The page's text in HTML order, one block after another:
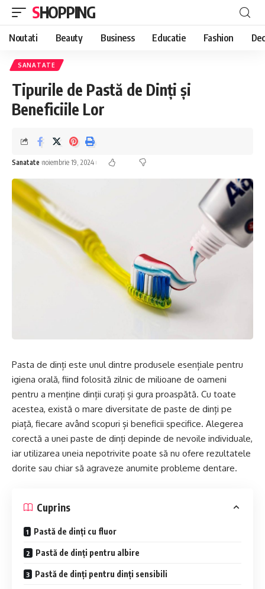
SHOPPING
Noutati Beauty Business Educatie Fashion
SANATATE
Tipurile de Pastă de Dinți și
Beneficiile Lor
Sanatate noiembrie 19, 2024
Pasta de dinți este unul dintre produsele esențiale pentru
igiena orală, fiind folosită zilnic de milioane de oameni
pentru a menține dinții curați și gura proaspătă. Cu toate
acestea, există o mare diversitate de paste de dinți pe
piață, fiecare având scopuri și beneficii specifice. Alegerea
corectă a unei paste de dinți depinde de nevoile individuale,
iar utilizarea uneia nepotrivite poate să nu ofere rezultatele
dorite sau chiar să agraveze anumite probleme dentare.
Cuprins
Pastă de dinți cu fluor
Pastă de dinți pentru albire
Pastă de dinți pentru dinți sensibili